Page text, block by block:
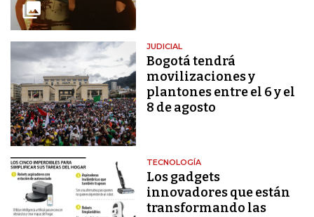
JUDICIAL
Bogotá tendrá
movilizaciones y
plantones entre el 6 y el
8 de agosto
TECNOLOGÍA
Los gadgets
innovadores que están
transformando las